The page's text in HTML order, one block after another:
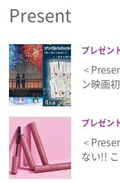
Present
プレゼン
＜
ン映画
プレゼン
＜
ない!!